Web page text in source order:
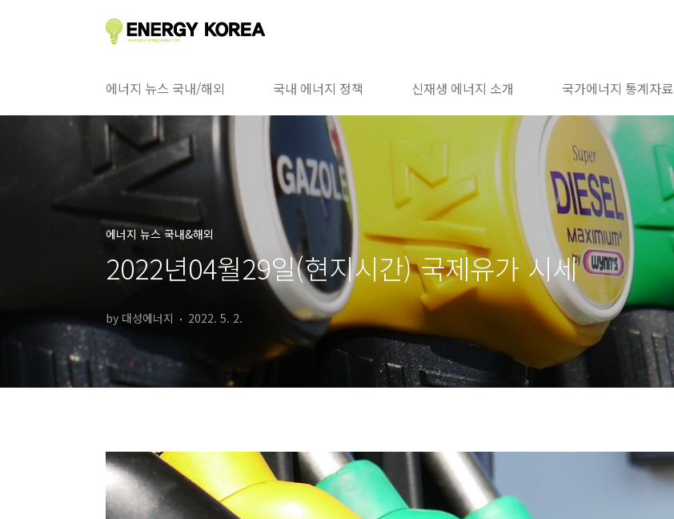
에너지 뉴스 국내/해외 국내 에너지 정책 신재생 에너지 소개 국가에너지 통계자료
에너지 뉴스 국내&해외
2022년04월29일(현지시간) 국제유가 시세
by 대성에너지 2022. 5. 2.